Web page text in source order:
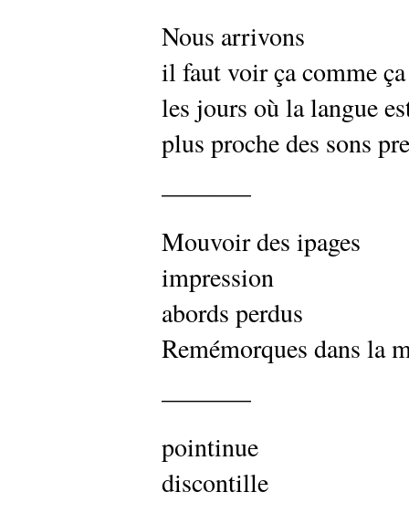
Nous arrivons
il faut voir ça comme ça
les jours où la langue
plus proche des sons
———–
Mouvoir des ipages
impression
abords perdus
Remémorques dans la
———–
pointinue
discontille